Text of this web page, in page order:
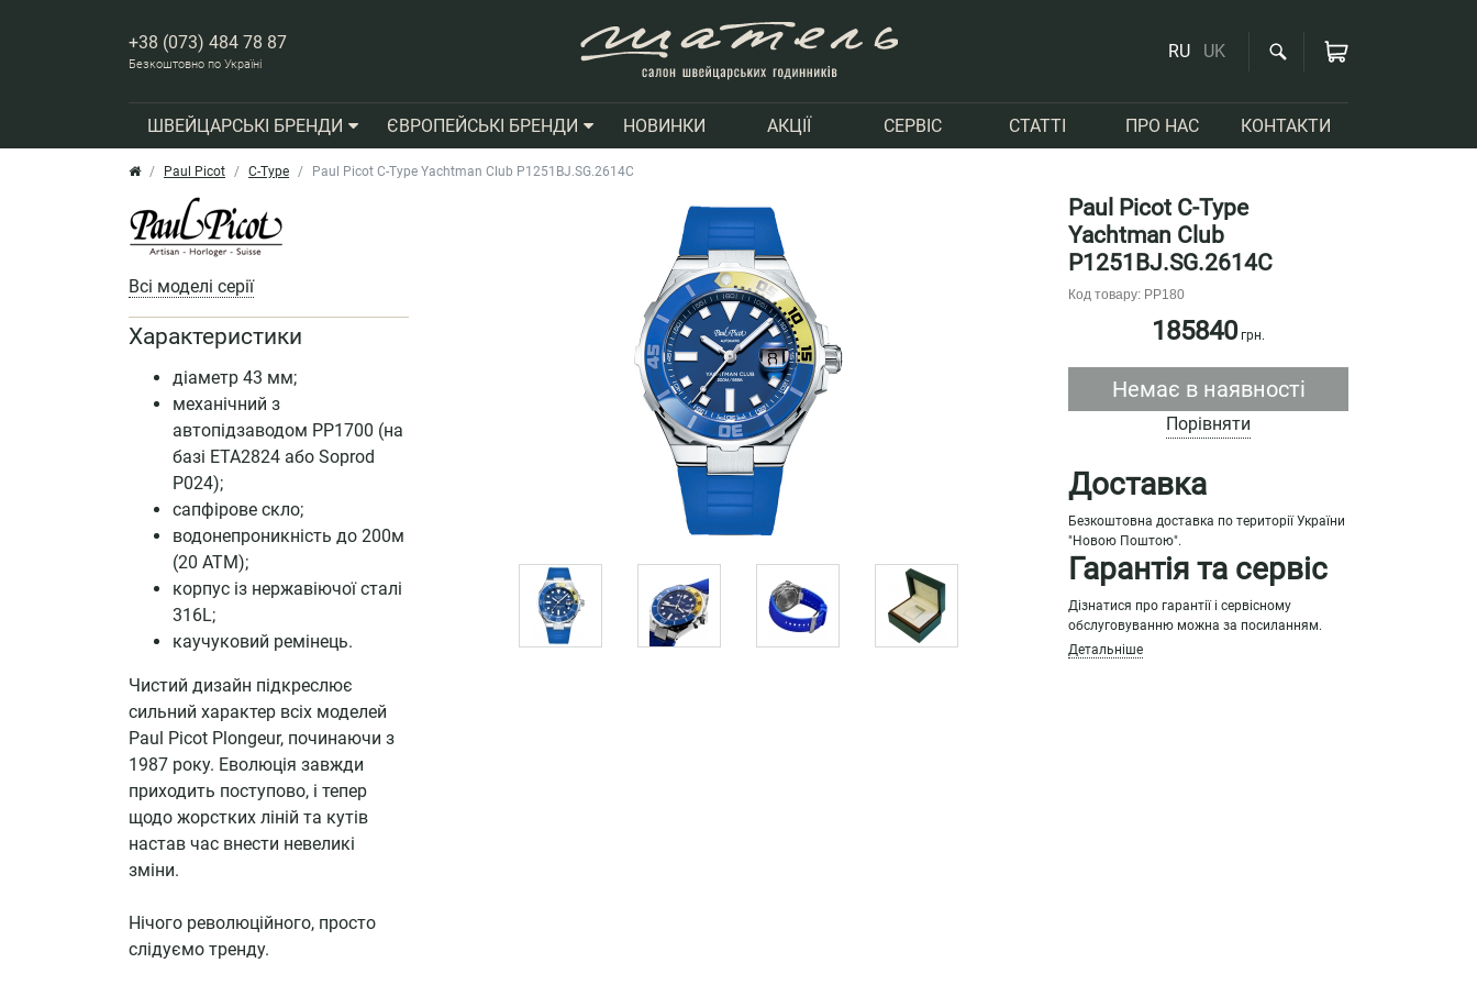
+38 (073) 484 78 87
Безкоштовно по Україні
RU UK
ШВЕЙЦАРСЬКІ БРЕНДИ ЄВРОПЕЙСЬКІ БРЕНДИ НОВИНКИ АКЦІЇ СЕРВІС СТАТТІ ПРО НАС КОНТАКТИ
Paul Picot C-Type Paul Picot C-Type Yachtman Club P1251BJ.SG.2614C
Всі моделі серії
Характеристики
діаметр 43 мм;
механічний з
автопідзаводом PP1700 (на
базі ЕТА2824 або Soprod
P024);
сапфірове скло;
водонепроникність до 200м
(20 АТМ);
корпус із нержавіючої сталі
316L;
каучуковий ремінець.
Чистий дизайн підкреслює
сильний характер всіх моделей
Paul Picot Plongeur, починаючи з
1987 року. Еволюція завжди
приходить поступово, і тепер
щодо жорстких ліній та кутів
настав час внести невеликі
зміни.
Нічого революційного, просто
слідуємо тренду.
Paul Picot C-Type
Yachtman Club
P1251BJ.SG.2614C
Код товару: PP180
185840грн.
Немає в наявності
Порівняти
Доставка
Безкоштовна доставка по території України
"Новою Поштою".
Гарантія та сервіс
Дізнатися про гарантії і сервісному
обслуговуванню можна за посиланням.
Детальніше